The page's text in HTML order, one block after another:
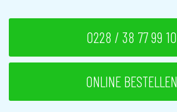
0228 / 38 77 99 10
ONLINE BESTELLEN